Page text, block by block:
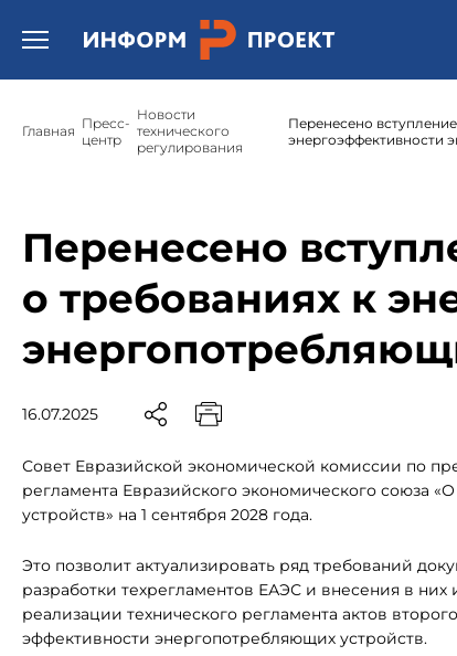
Открыть бургер меню.
Главная Пресс-
центр
Новости
технического
регулирования
Перенесено
энергоэффективности
Перенесено
о требованиях к
16.07.2025
Совет Евразийской экономической комиссии по
регламента Евразийского экономического союза
устройств» на 1 сентября 2028 года.
Это позволит актуализировать ряд требований
разработки техрегламентов ЕАЭС и внесения в
реализации технического регламента актов
эффективности энергопотребляющих устройств.